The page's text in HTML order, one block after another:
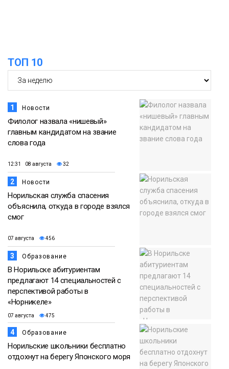
Новости
ТОП 10
1 Новости
Филолог назвала «нишевый»
главным кандидатом на звание
слова года
12:31 08 августа 32
2 Новости
Норильская служба спасения
объяснила, откуда в городе взялся
смог
07 августа 456
3 Образование
В Норильске абитуриентам
предлагают 14 специальностей с
перспективой работы в
«Норникеле»
07 августа 475
4 Образование
Норильские школьники бесплатно
отдохнут на берегу Японского моря